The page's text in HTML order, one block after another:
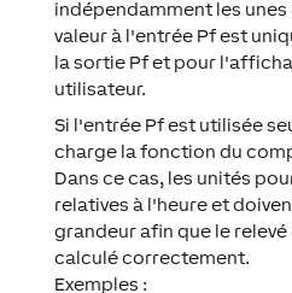
indépendamment les unes
valeur à l'entrée Pf est
la sortie Pf et pour
utilisateur.
Si l'entrée Pf est utilisée
charge la fonction du
Dans ce cas, les unités
relatives à l'heure et
grandeur afin que le
calculé correctement.
Exemples :